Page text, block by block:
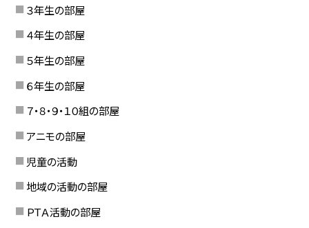
３年生の部屋
４年生の部屋
５年生の部屋
６年生の部屋
７・８・９・１０組の部屋
アニモの部屋
児童の活動
地域の活動の部屋
ＰＴＡ活動の部屋